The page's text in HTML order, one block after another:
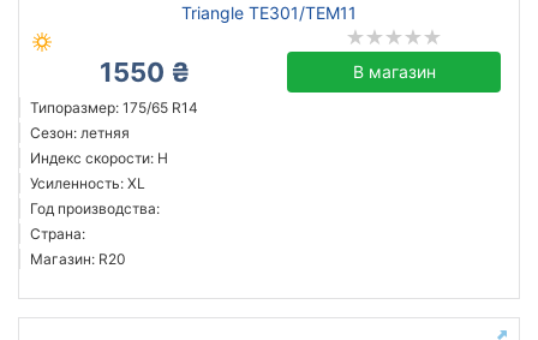
Triangle TE301/TEM11
1550 ₴ В магазин
Типоразмер: 175/65 R14
Сезон: летняя
Индекс скорости: H
Усиленность: XL
Год производства:
Страна:
Магазин: R20